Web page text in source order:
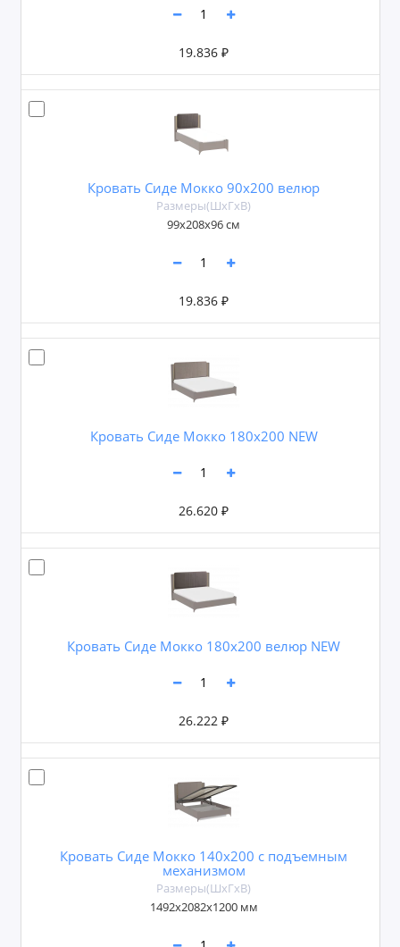
19.836 ₽
Кровать Сиде Мокко 90х200 велюр
Размеры(ШxГxВ)
99х208х96 см
19.836 ₽
Кровать Сиде Мокко 180х200 NEW
26.620 ₽
Кровать Сиде Мокко 180х200 велюр NEW
26.222 ₽
Кровать Сиде Мокко 140х200 с подъемным
механизмом
Размеры(ШxГxВ)
1492х2082х1200 мм